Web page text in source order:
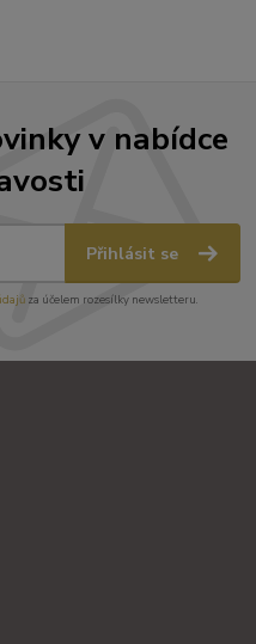
v nabídce
Přihlásit se
za účelem rozesílky newsletteru.